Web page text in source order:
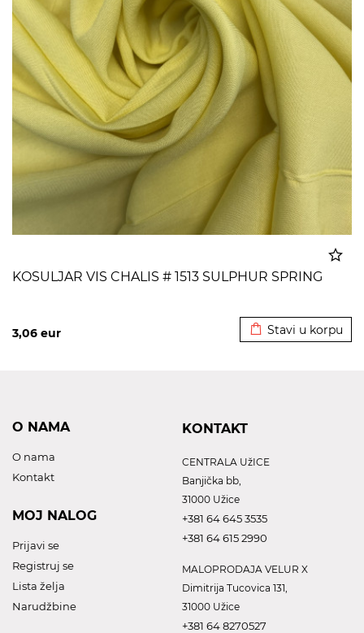
KOSULJAR VIS CHALIS # 1513 SULPHUR SPRING
3,06 eur Stavi u korpu
O NAMA
O nama
Kontakt
MOJ NALOG
Prijavi se
Registruj se
Lista želja
Narudžbine
KONTAKT
CENTRALA UžICE
Banjička bb,
31000 Užice
+381 64 645 3535
+381 64 615 2990
MALOPRODAJA VELUR X
Dimitrija Tucovica 131,
31000 Užice
+381 64 8270527